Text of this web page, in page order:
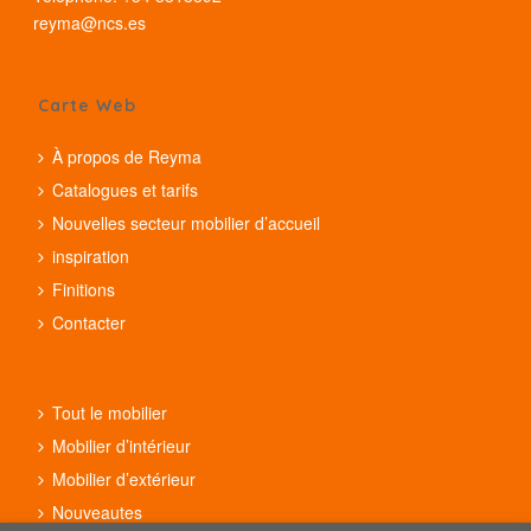
reyma@ncs.es
Carte Web
À propos de Reyma
Catalogues et tarifs
Nouvelles secteur mobilier d’accueil
inspiration
Finitions
Contacter
Tout le mobilier
Mobilier d’intérieur
Mobilier d’extérieur
Nouveautes